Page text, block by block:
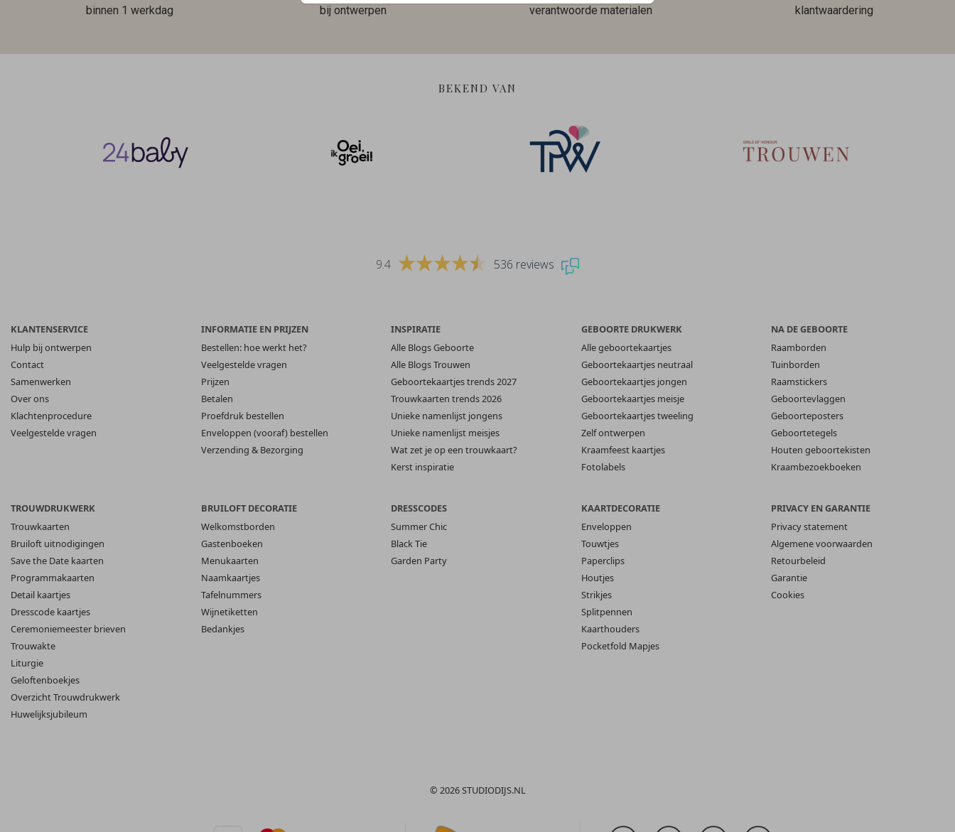
binnen 1 werkdag
bij ontwerpen
verantwoorde materialen
klantwaardering
BEKEND VAN
9.4 536 reviews
KLANTENSERVICE
Hulp bij ontwerpen
Contact
Samenwerken
Over ons
Klachtenprocedure
Veelgestelde vragen
INFORMATIE EN PRIJZEN
Bestellen: hoe werkt het?
Veelgestelde vragen
Prijzen
Betalen
Proefdruk bestellen
Enveloppen (vooraf) bestellen
Verzending & Bezorging
INSPIRATIE
Alle Blogs Geboorte
Alle Blogs Trouwen
Geboortekaartjes trends 2027
Trouwkaarten trends 2026
Unieke namenlijst jongens
Unieke namenlijst meisjes
Wat zet je op een trouwkaart?
Kerst inspiratie
GEBOORTE DRUKWERK
Alle geboortekaartjes
Geboortekaartjes neutraal
Geboortekaartjes jongen
Geboortekaartjes meisje
Geboortekaartjes tweeling
Zelf ontwerpen
Kraamfeest kaartjes
Fotolabels
NA DE GEBOORTE
Raamborden
Tuinborden
Raamstickers
Geboortevlaggen
Geboorteposters
Geboortetegels
Houten geboortekisten
Kraambezoekboeken
TROUWDRUKWERK
Trouwkaarten
Bruiloft uitnodigingen
Save the Date kaarten
Programmakaarten
Detail kaartjes
Dresscode kaartjes
Ceremoniemeester brieven
Trouwakte
Liturgie
Geloftenboekjes
Overzicht Trouwdrukwerk
Huwelijksjubileum
BRUILOFT DECORATIE
Welkomstborden
Gastenboeken
Menukaarten
Naamkaartjes
Tafelnummers
Wijnetiketten
Bedankjes
DRESSCODES
Summer Chic
Black Tie
Garden Party
KAARTDECORATIE
Enveloppen
Touwtjes
Paperclips
Houtjes
Strikjes
Splitpennen
Kaarthouders
Pocketfold Mapjes
PRIVACY EN GARANTIE
Privacy statement
Algemene voorwaarden
Retourbeleid
Garantie
Cookies
© 2026 STUDIODIJS.NL